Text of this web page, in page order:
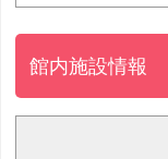
館内施設情報